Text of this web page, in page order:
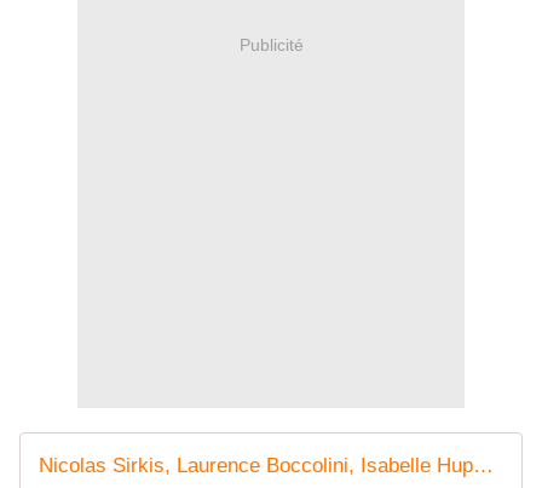
Publicité
Nicolas Sirkis, Laurence Boccolini, Isabelle Huppert parmi les invités de C à vous cette semaine de rentrée. - Leblogtvnews.com